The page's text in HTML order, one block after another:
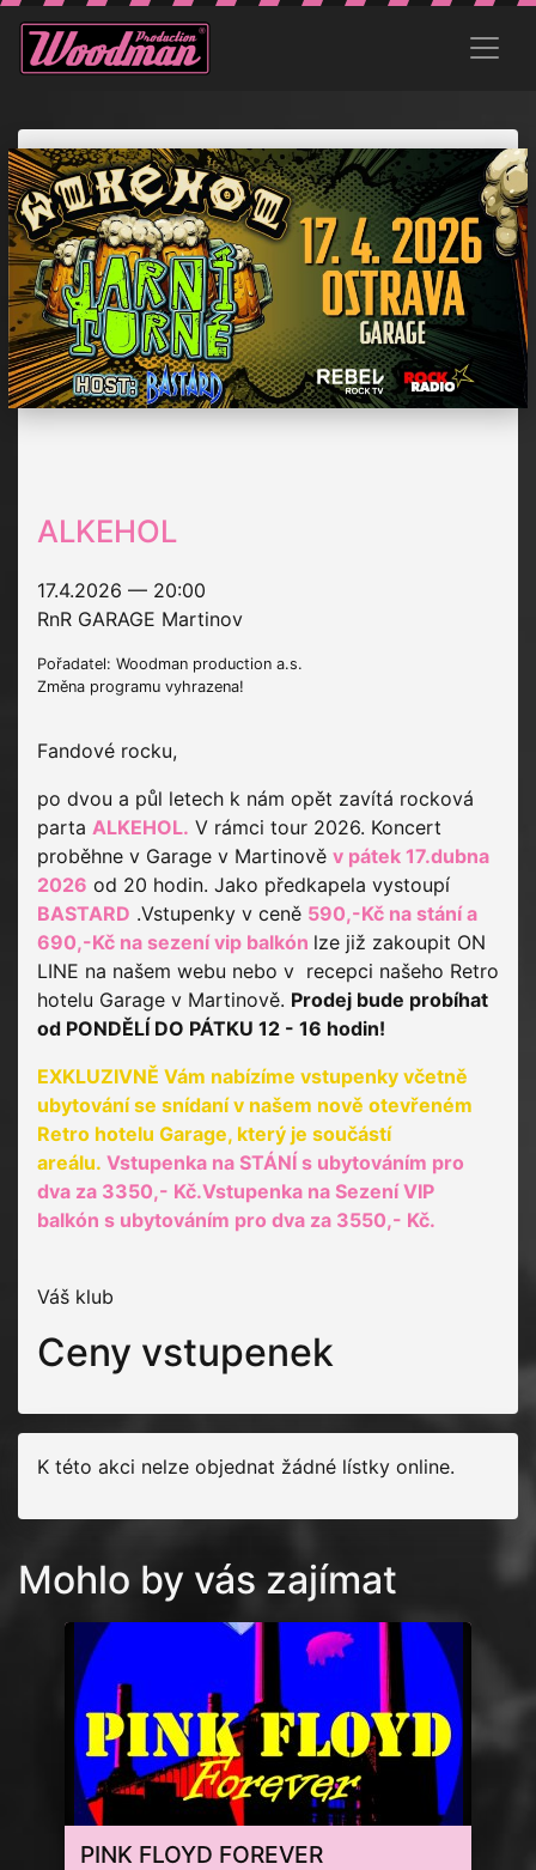
ALKEHOL
17.4.2026 — 20:00
RnR GARAGE Martinov
Pořadatel: Woodman production a.s.
Změna programu vyhrazena!
Fandové rocku,
po dvou a půl letech k nám opět zavítá rocková
parta ALKEHOL. V rámci tour 2026. Koncert
proběhne v Garage v Martinově v pátek 17.dubna
2026 od 20 hodin. Jako předkapela vystoupí
BASTARD .Vstupenky v ceně 590,-Kč na stání a
690,-Kč na sezení vip balkón lze již zakoupit ON
LINE na našem webu nebo v recepci našeho Retro
hotelu Garage v Martinově. Prodej bude probíhat
od PONDĚLÍ DO PÁTKU 12 - 16 hodin!
EXKLUZIVNĚ Vám nabízíme vstupenky včetně
ubytování se snídaní v našem nově otevřeném
Retro hotelu Garage, který je součástí
areálu. Vstupenka na STÁNÍ s ubytováním pro
dva za 3350,- Kč.Vstupenka na Sezení VIP
balkón s ubytováním pro dva za 3550,- Kč.
Váš klub
Ceny vstupenek
K této akci nelze objednat žádné lístky online.
Mohlo by vás zajímat
PINK FLOYD FOREVER